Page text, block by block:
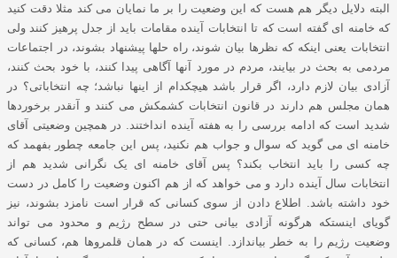
البته دلایل دیگر هم هست که این وضعیت را بر ما نمایان می کند مثلا دقت کنید
که خامنه ای گفته است که تا انتخابات آینده مقامات باید از جدل پرهیز کنند ولی
انتخابات یعنی اینکه که نظرها بیان شوند، راه حلها پیشنهاد بشوند، در اجتماعات
مردمی به بحث در بیایند، مردم در مورد آنها آگاهی پیدا کنند، با خود بحث کنند،
آزادی بیان لازم دارد، اگر قرار باشد هیچکدام از اینها نباشد؛ چه انتخاباتی؟ در
همان مجلس هم دارند در قانون انتخابات کشمکش می کنند و آنقدر برخوردها
شدید است که ادامه بررسی را به هفته آینده انداختند. در همچین وضعیتی آقای
خامنه ای می گوید که سوال و جواب هم نکنید، پس این جامعه چطور بفهمد که
چه کسی را باید انتخاب بکند؟ پس آقای خامنه ای یک نگرانی شدید هم از
انتخابات سال آینده دارد و می خواهد که از هم اکنون وضعیت را کامل در دست
خود داشته باشد. اطلاع دادن از سوی کسانی که قرار است نامزد بشوند، نیز
گویای اینستکه هرگونه آزادی بیانی حتی در سطح رژیم و محدود می تواند
وضعیت رژیم را به خطر بیاندازد. اینست که در همان قلمروها هم، کسانی که